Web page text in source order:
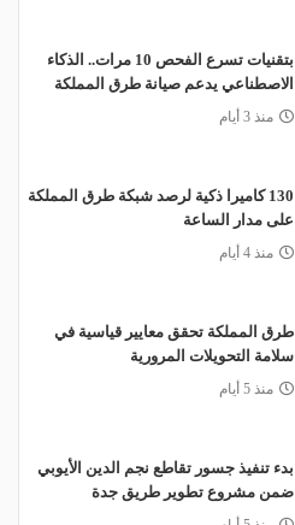
بتقنيات تسرع الفحص 10 مرات.. الذكاء
الاصطناعي يدعم صيانة طرق المملكة
منذ 3 أيام
130 كاميرا ذكية لرصد شبكة طرق المملكة
على مدار الساعة
منذ 4 أيام
طرق المملكة تحقق معايير قياسية في
سلامة التحويلات المرورية
منذ 5 أيام
بدء تنفيذ جسور تقاطع نجم الدين الأيوبي
ضمن مشروع تطوير طريق جدة